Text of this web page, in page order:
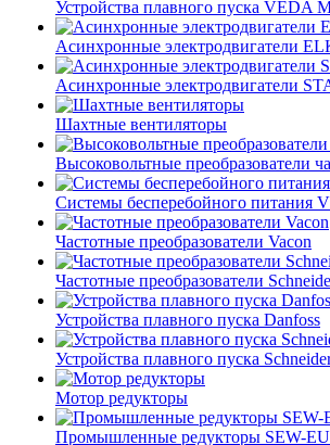
Устройства плавного пуска VEDA
Асинхронные электродвигатели
Асинхронные электродвигатели
Шахтные вентиляторы
Высоковольтные преобразователи
Системы бесперебойного питания
Частотные преобразователи Vacon
Частотные преобразователи
Устройства плавного пуска Danfoss
Устройства плавного пуска
Мотор редукторы
Промышленные редукторы SEW-